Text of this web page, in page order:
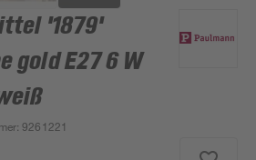
'1879'
gold E27 6 W
:9261221